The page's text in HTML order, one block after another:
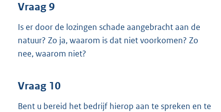
Vraag 9
Is er door de lozingen schade aangebracht aan de
natuur? Zo ja, waarom is dat niet voorkomen? Zo
nee, waarom niet?
Vraag 10
Bent u bereid het bedrijf hierop aan te spreken en te